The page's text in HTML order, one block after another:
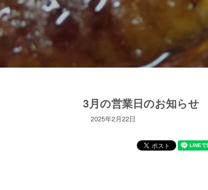
3月の営業日のお知らせ
2025年2月22日